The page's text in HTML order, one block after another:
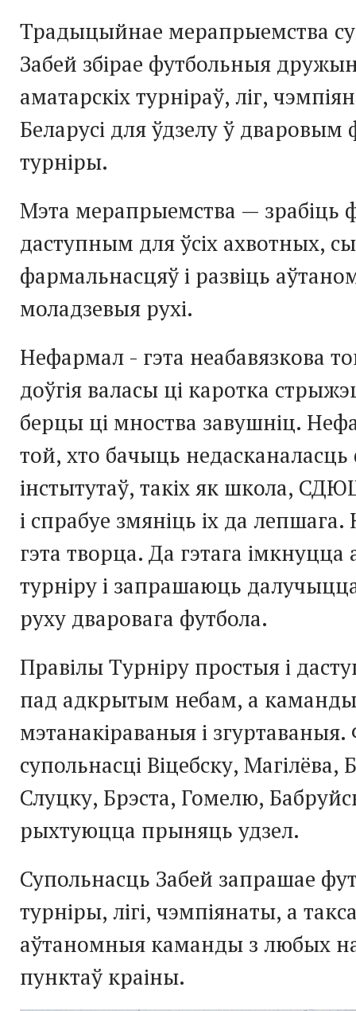
Традыцыйнае мерапрыемства
Забей збірае футбольныя
аматарскіх турніраў, ліг,
Беларусі для ўдзелу ў
турніры.
Мэта мерапрыемства — зрабіць
даступным для ўсіх ахвотных,
фармальнасцяў і развіць
моладзевыя рухі.
Нефармал - гэта неабавязкова
доўгія валасы ці каротка
берцы ці мноства завушніц.
той, хто бачыць
інстытутаў, такіх як школа,
і спрабуе змяніць іх да
гэта творца. Да гэтага імкнуцца
турніру і запрашаюць
руху дваровага футбола.
Правілы Турніру простыя і
пад адкрытым небам, а
мэтанакіраваныя і
супольнасці Віцебску, Магілёва,
Слуцку, Брэста, Гомелю,
рыхтуюцца прыняць удзел.
Супольнасць Забей запрашае
турніры, лігі, чэмпіянаты, а
аўтаномныя каманды з любых
пунктаў краіны.